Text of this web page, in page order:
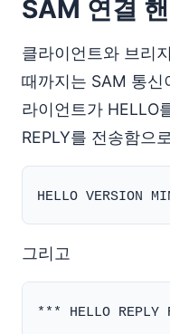
SAM 연결
클라이언트와 브리
때까지는 SAM 통신
라이언트가 HELLO
REPLY를 전송함으
그리고